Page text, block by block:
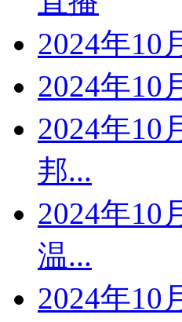
2024年10
2024年10
2024年10
邦...
2024年10
温...
2024年10